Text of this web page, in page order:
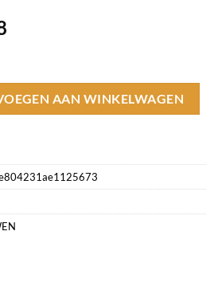
€86.48.
69 / Handtas aantalAAN WINKELWAGEN